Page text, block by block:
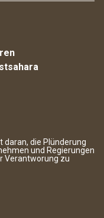
daran, die Plünderung
und Regierungen
Verantworung zu